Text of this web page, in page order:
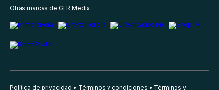
Otras marcas de GFR Media
Política de privacidad Términos y condiciones Términos y